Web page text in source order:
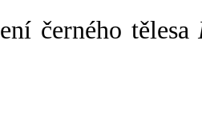
černého tělesa